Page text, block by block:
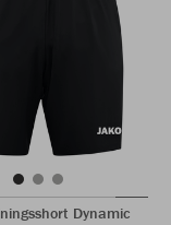
Dynamic